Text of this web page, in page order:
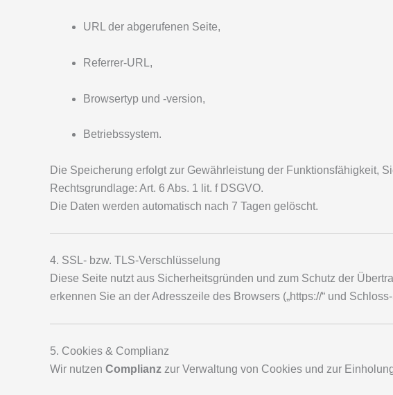
URL der abgerufenen Seite,
Referrer-URL,
Browsertyp und -version,
Betriebssystem.
Die Speicherung erfolgt zur Gewährleistung der Funktionsfähigkeit,
Rechtsgrundlage: Art. 6 Abs. 1 lit. f DSGVO.
Die Daten werden automatisch nach 7 Tagen gelöscht.
4. SSL- bzw. TLS-Verschlüsselung
Diese Seite nutzt aus Sicherheitsgründen und zum Schutz der
erkennen Sie an der Adresszeile des Browsers („https://“ und
5. Cookies & Complianz
Wir nutzen Complianz zur Verwaltung von Cookies und zur